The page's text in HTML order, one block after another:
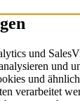
und
und
und
verarbeitet